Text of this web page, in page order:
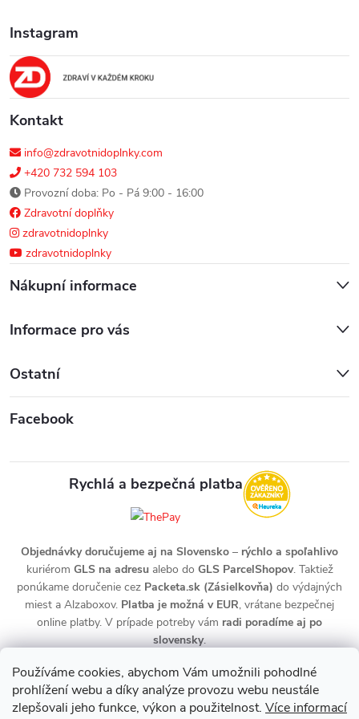
Používáme cookies, abychom Vám umožnili pohodlné
prohlížení webu a díky analýze provozu webu neustále
zlepšovali jeho funkce, výkon a použitelnost. Více informací
a
tInstagram
Kontakt
info@zdravotnidoplnky.com
+420 732 594 103
Provozní doba: Po - Pá 9:00 - 16:00
Zdravotní doplňky
zdravotnidoplnky
zdravotnidoplnky
Nákupní informace
Informace pro vás
Ostatní
Facebook
Rychlá a bezpečná platba
Objednávky doručujeme aj na Slovensko – rýchlo a spoľahlivo
kuriérom GLS na adresualebo do GLS ParcelShopov. Taktiež
ponúkame doručenie cez Packeta.sk (Zásielkovňa) do výdajných
miest a Alzaboxov. Platba je možná v EUR, vrátane bezpečnej
online platby. V prípade potreby vám radi poradíme aj po
slovensky.